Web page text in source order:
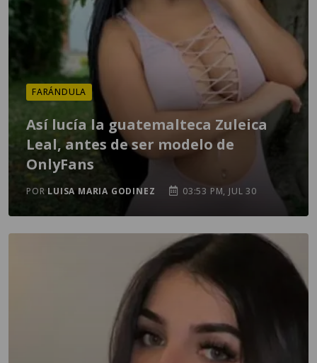
FARÁNDULA
Así lucía la guatemalteca Zuleica
Leal, antes de ser modelo de
OnlyFans
POR LUISA MARIA GODINEZ 03:53 PM, JUL 30